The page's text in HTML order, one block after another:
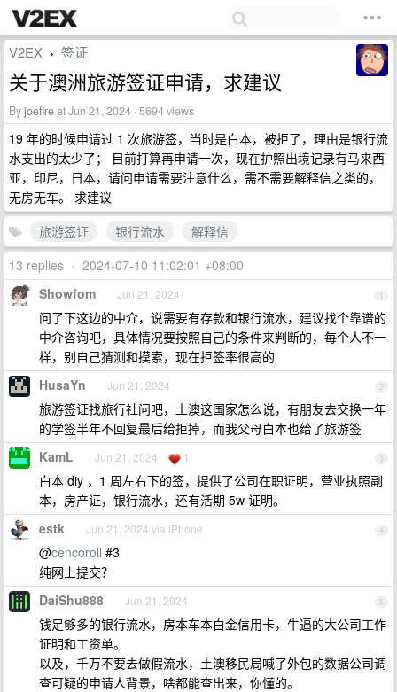
V2EX › 签证
关于澳洲旅游签证申请，求建议
Byjoefireat Jun 21, 2024 · 5694 views
19 年的时候申请过 1 次旅游签，当时是白本，被拒了，理由是银行流
水支出的太少了； 目前打算再申请一次，现在护照出境记录有马来西
亚，印尼，日本，请问申请需要注意什么，需不需要解释信之类的，
无房无车。 求建议
旅游签证
银行流水
解释信
13 replies • 2024-07-10 11:02:01 +08:00
1
Showfom Jun 21, 2024
问了下这边的中介，说需要有存款和银行流水，建议找个靠谱的
中介咨询吧，具体情况要按照自己的条件来判断的，每个人不一
样，别自己猜测和摸索，现在拒签率很高的
2
HusaYn Jun 21, 2024
旅游签证找旅行社问吧，土澳这国家怎么说，有朋友去交换一年
的学签半年不回复最后给拒掉，而我父母白本也给了旅游签
3
KamL Jun 21, 2024 1
白本 diy ，1 周左右下的签，提供了公司在职证明，营业执照副
本，房产证，银行流水，还有活期 5w 证明。
4
estk Jun 21, 2024 via iPhone
@cencoroll #3
纯网上提交？
5
DaiShu888 Jun 21, 2024
钱足够多的银行流水，房本车本白金信用卡，牛逼的大公司工作
证明和工资单。
以及，千万不要去做假流水，土澳移民局喊了外包的数据公司调
查可疑的申请人背景，啥都能查出来，你懂的。